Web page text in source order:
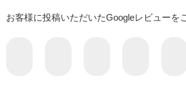
お客様に投稿いただいたGoogleレビューを